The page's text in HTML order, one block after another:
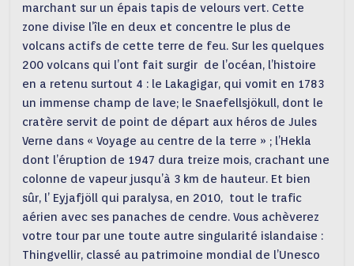
marchant sur un épais tapis de velours vert. Cette
zone divise l’île en deux et concentre le plus de
volcans actifs de cette terre de feu. Sur les quelques
200 volcans qui l’ont fait surgir de l’océan, l’histoire
en a retenu surtout 4 : le Lakagigar, qui vomit en 1783
un immense champ de lave; le Snaefellsjökull, dont le
cratère servit de point de départ aux héros de Jules
Verne dans « Voyage au centre de la terre » ; l’Hekla
dont l’éruption de 1947 dura treize mois, crachant une
colonne de vapeur jusqu’à 3 km de hauteur. Et bien
sûr, l’ Eyjafjöll qui paralysa, en 2010, tout le trafic
aérien avec ses panaches de cendre. Vous achèverez
votre tour par une toute autre singularité islandaise :
Thingvellir, classé au patrimoine mondial de l’Unesco